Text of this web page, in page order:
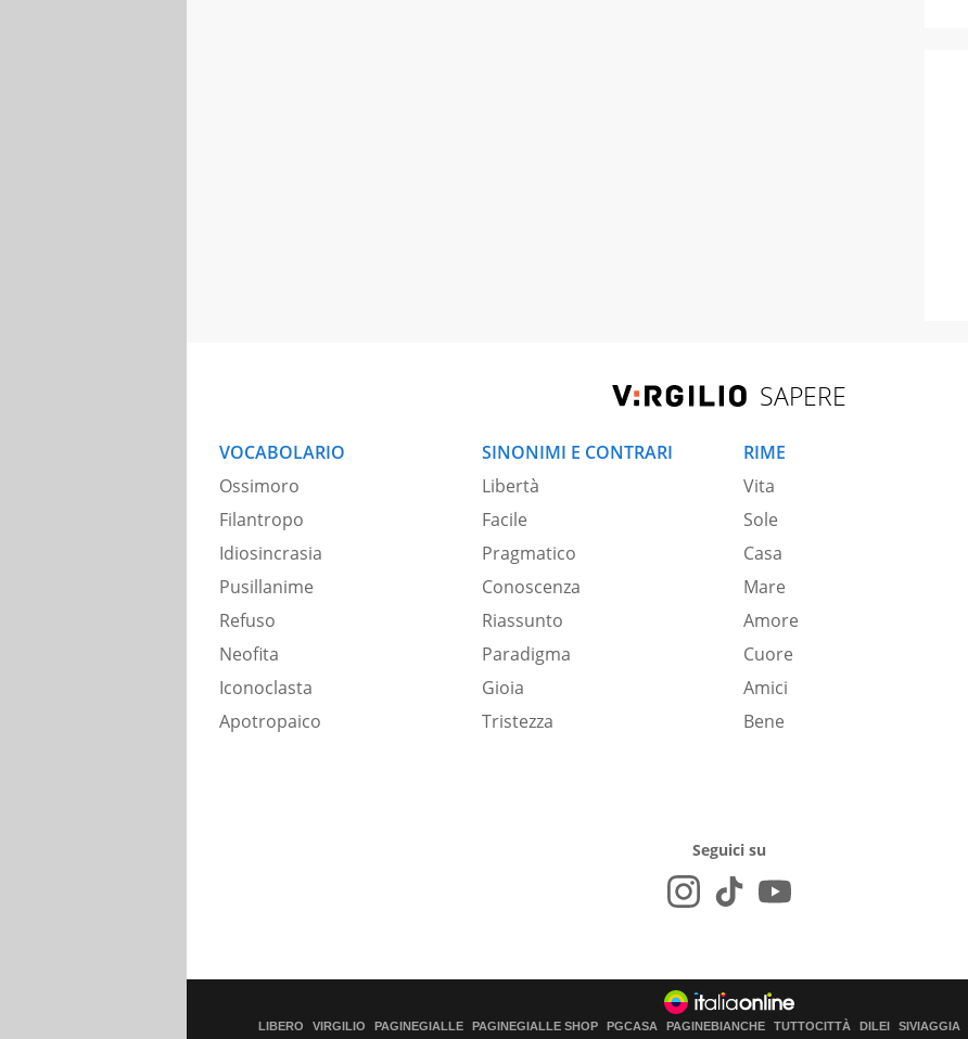
SAPERE
VOCABOLARIO
Ossimoro
Filantropo
Idiosincrasia
Pusillanime
Refuso
Neofita
Iconoclasta
Apotropaico
SINONIMI E CONTRARI
Libertà
Facile
Pragmatico
Conoscenza
Riassunto
Paradigma
Gioia
Tristezza
RIME
Vita
Sole
Casa
Mare
Amore
Cuore
Amici
Bene
Seguici su
LIBERO VIRGILIO PAGINEGIALLE PAGINEGIALLE SHOP PGCASA PAGINEBIANCHE TUTTOCITTÀ DILEI SIVIAGGIA